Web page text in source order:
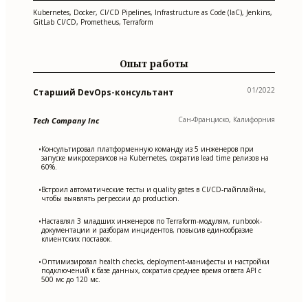
Kubernetes, Docker, CI/CD Pipelines, Infrastructure as Code (IaC), Jenkins,
GitLab CI/CD, Prometheus, Terraform
Опыт работы
Старший DevOps-консультант 01/2022
Tech Company Inc Сан-Франциско, Калифорния
•Консультировал платформенную команду из 5 инженеров при
запуске микросервисов на Kubernetes, сократив lead time релизов на
60%.
•Встроил автоматические тесты и quality gates в CI/CD-пайплайны,
чтобы выявлять регрессии до production.
•Наставлял 3 младших инженеров по Terraform-модулям, runbook-
документации и разборам инцидентов, повысив единообразие
клиентских поставок.
•Оптимизировал health checks, deployment-манифесты и настройки
подключений к базе данных, сократив среднее время ответа API с
500 мс до 120 мс.